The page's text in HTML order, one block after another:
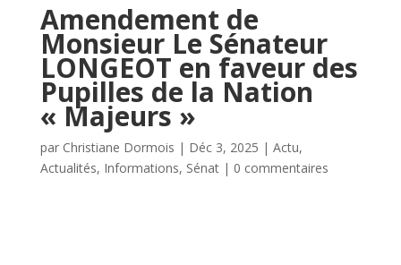
Amendement de
Monsieur Le Sénateur
LONGEOT en faveur des
Pupilles de la Nation
« Majeurs »
par Christiane Dormois | Déc 3, 2025 | Actu,
Actualités, Informations, Sénat| 0 commentaires